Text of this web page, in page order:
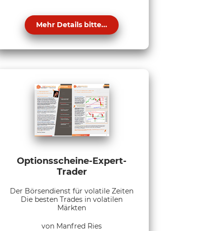
Mehr Details bitte...
Optionsscheine-Expert-
Trader
Der Börsendienst für volatile Zeiten
Die besten Trades in volatilen
Märkten
von Manfred Ries